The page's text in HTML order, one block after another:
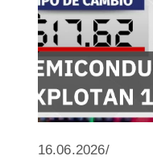
16.06.2026/